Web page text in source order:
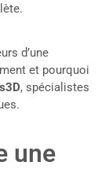
d’une
et pourquoi
, spécialistes
une